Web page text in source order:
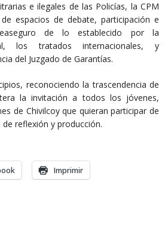
e ilegales de las Policías, la CPM
espacios de debate, participación e
de lo establecido por la
los tratados internacionales, y
del Juzgado de Garantías.
reconociendo la trascendencia de
la invitación a todos los jóvenes,
de Chivilcoy que quieran participar de
reflexión y producción.
Imprimir